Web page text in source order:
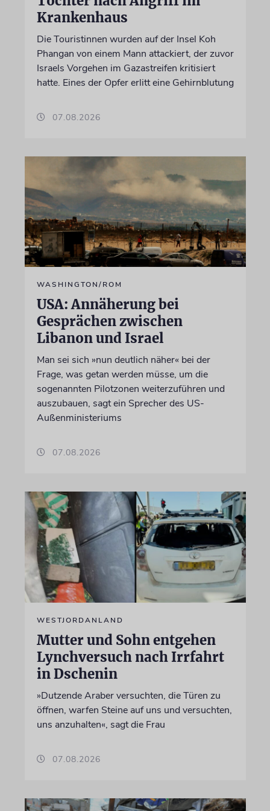
Krankenhaus
Die Touristinnen wurden auf der Insel Koh
Phangan von einem Mann attackiert, der zuvor
Israels Vorgehen im Gazastreifen kritisiert
hatte. Eines der Opfer erlitt eine Gehirnblutung
07.08.2026
WASHINGTON/ROM
USA: Annäherung bei
Gesprächen zwischen
Libanon und Israel
Man sei sich »nun deutlich näher« bei der
Frage, was getan werden müsse, um die
sogenannten Pilotzonen weiterzuführen und
auszubauen, sagt ein Sprecher des US-
Außenministeriums
07.08.2026
WESTJORDANLAND
Mutter und Sohn entgehen
Lynchversuch nach Irrfahrt
in Dschenin
»Dutzende Araber versuchten, die Türen zu
öffnen, warfen Steine auf uns und versuchten,
uns anzuhalten«, sagt die Frau
07.08.2026